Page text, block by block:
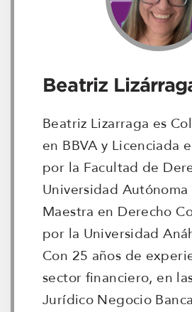
Beatriz
Beatriz Lizarraga es
en BBVA y Licenciada
por la Facultad de
Universidad Autónoma
Maestra en Derecho
por la Universidad
Con 25 años de
sector financiero, en
Jurídico Negocio